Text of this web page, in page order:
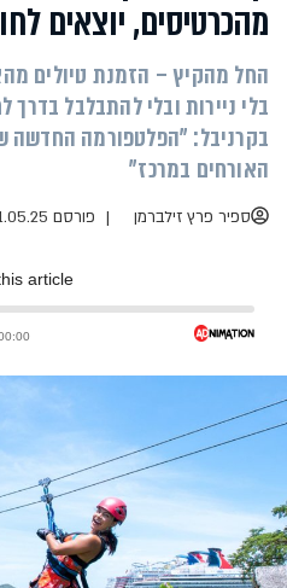
מהכרטיסים, יוצאים
החל מהקיץ – הזמנת טיולים
בלי ניירות ובלי להתבלבל
בקרניבל: "הפלטפורמה החדשה
האורחים במרכז"
ספיר פרץ זילברמן פורסם 11.05.25 | 08:41